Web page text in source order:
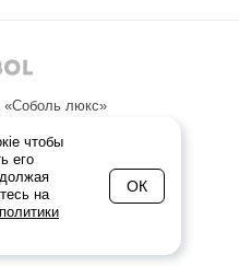
люкс»
20-21
10 до 22
пл, д. 3
чтобы
его
на
политики
ОК